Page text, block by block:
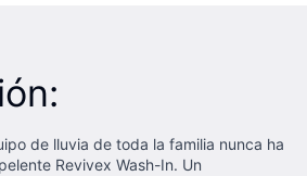
de lluvia de toda la familia nunca ha
Revivex Wash-In. Un